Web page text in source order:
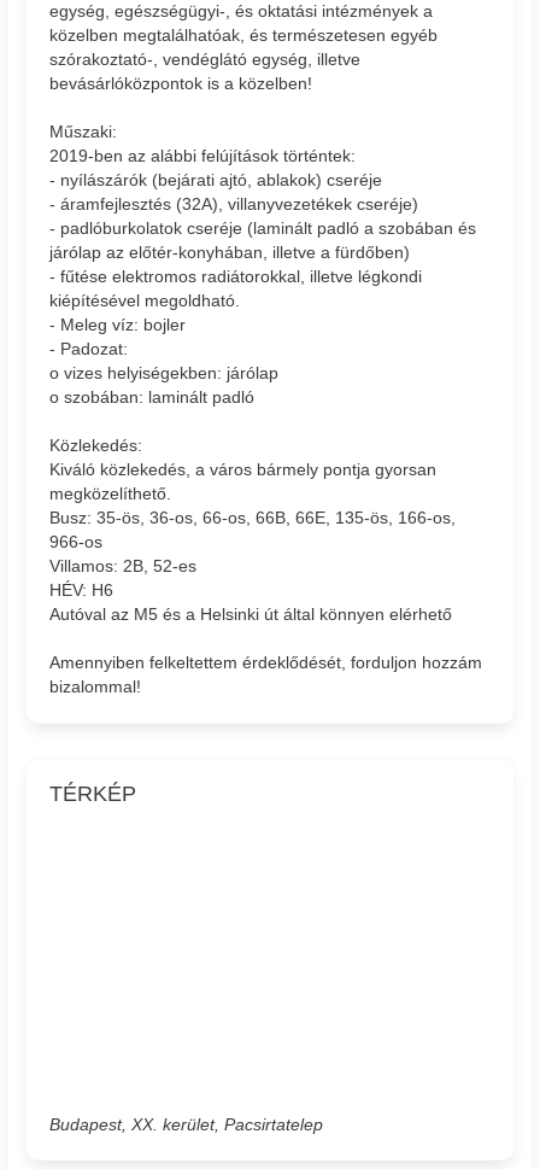
egység, egészségügyi-, és oktatási intézmények a
közelben megtalálhatóak, és természetesen egyéb
szórakoztató-, vendéglátó egység, illetve
bevásárlóközpontok is a közelben!
Műszaki:
2019-ben az alábbi felújítások történtek:
- nyílászárók (bejárati ajtó, ablakok) cseréje
- áramfejlesztés (32A), villanyvezetékek cseréje)
- padlóburkolatok cseréje (laminált padló a szobában és
járólap az előtér-konyhában, illetve a fürdőben)
- fűtése elektromos radiátorokkal, illetve légkondi
kiépítésével megoldható.
- Meleg víz: bojler
- Padozat:
o vizes helyiségekben: járólap
o szobában: laminált padló
Közlekedés:
Kiváló közlekedés, a város bármely pontja gyorsan
megközelíthető.
Busz: 35-ös, 36-os, 66-os, 66B, 66E, 135-ös, 166-os,
966-os
Villamos: 2B, 52-es
HÉV: H6
Autóval az M5 és a Helsinki út által könnyen elérhető
Amennyiben felkeltettem érdeklődését, forduljon hozzám
bizalommal!
TÉRKÉP
Budapest, XX. kerület, Pacsirtatelep